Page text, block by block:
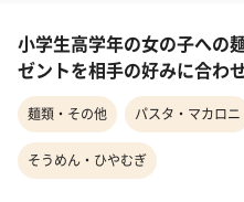
小学生高学年の女の子への
ゼントを相手の好みに合わ
麺類・その他 パスタ・マカロニ
そうめん・ひやむぎ